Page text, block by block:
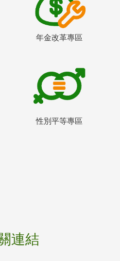
年金改革專區
性別平等專區
連結